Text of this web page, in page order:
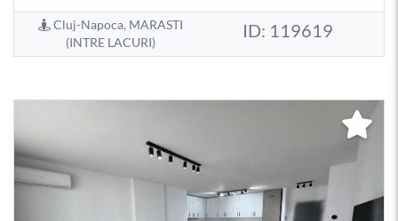
Cluj-Napoca, MARASTI
(INTRE LACURI)
ID: 119619